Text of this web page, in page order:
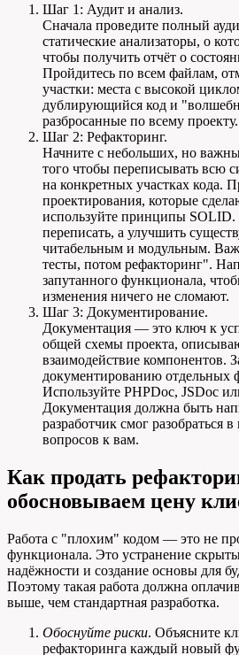
Шаг 1: Аудит и анализ.
Сначала проведите полный
статические анализаторы, о
чтобы получить отчёт о
Пройдитесь по всем файлам,
участки: места с высокой
дублирующийся код и
разбросанные по всему проекту.
Шаг 2: Рефакторинг.
Начните с небольших, но
того чтобы переписывать всю
на конкретных участках кода.
проектирования, которые
используйте принципы
переписать, а улучшить
читабельным и модульным.
тесты, потом рефакторинг".
запутанного функционала,
изменения ничего не сломают.
Шаг 3: Документирование.
Документация — это ключ к
общей схемы проекта,
взаимодействие компонентов.
документированию отдельных
Используйте PHPDoc, JSDoc
Документация должна быть
разработчик смог разобраться
вопросов к вам.
Как продать
обосновываем цену
Работа с "плохим" кодом — это не
функционала. Это устранение
надёжности и создание основы для
Поэтому такая работа должна
выше, чем стандартная разработка.
Обоснуйте риски. Объясните
рефакторинга каждый новый